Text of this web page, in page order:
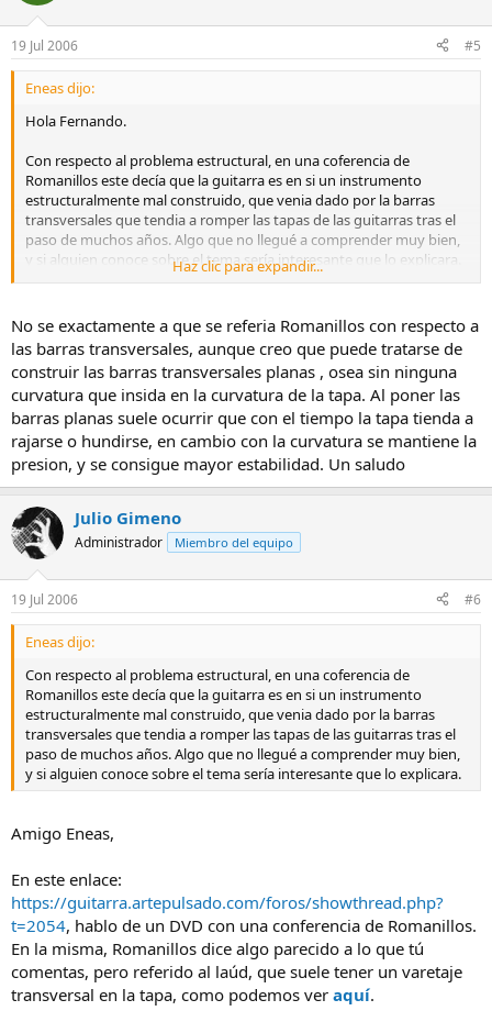
19 Jul 2006 #5
Eneas dijo:
Hola Fernando.
Con respecto al problema estructural, en una coferencia de
Romanillos este decía que la guitarra es en si un instrumento
estructuralmente mal construido, que venia dado por la barras
transversales que tendia a romper las tapas de las guitarras tras el
paso de muchos años. Algo que no llegué a comprender muy bien,
y si alguien conoce sobre el tema sería interesante que lo explicara.
Haz clic para expandir...
No se exactamente a que se referia Romanillos con respecto a
las barras transversales, aunque creo que puede tratarse de
construir las barras transversales planas , osea sin ninguna
curvatura que insida en la curvatura de la tapa. Al poner las
barras planas suele ocurrir que con el tiempo la tapa tienda a
rajarse o hundirse, en cambio con la curvatura se mantiene la
presion, y se consigue mayor estabilidad. Un saludo
Julio Gimeno
Administrador Miembro del equipo
19 Jul 2006 #6
Eneas dijo:
Con respecto al problema estructural, en una coferencia de
Romanillos este decía que la guitarra es en si un instrumento
estructuralmente mal construido, que venia dado por la barras
transversales que tendia a romper las tapas de las guitarras tras el
paso de muchos años. Algo que no llegué a comprender muy bien,
y si alguien conoce sobre el tema sería interesante que lo explicara.
Amigo Eneas,
En este enlace:
https://guitarra.artepulsado.com/foros/showthread.php?
t=2054, hablo de un DVD con una conferencia de Romanillos.
En la misma, Romanillos dice algo parecido a lo que tú
comentas, pero referido al laúd, que suele tener un varetaje
transversal en la tapa, como podemos ver aquí.